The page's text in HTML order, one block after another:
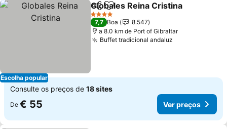
Escolha popular
PartilharAdicionar aos favoritos
Globales Reina Cristina
4 Estrelas
7,7 Boa
8.547
a 8.0 km de Port of Gibraltar
Buffet tradicional andaluz
Consulte os preços de 18 sites
De € 55 Ver preços